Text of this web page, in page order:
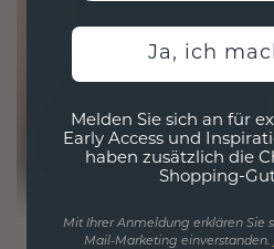
Ja, ich
Melden Sie sich an für
Early Access und
haben zusätzlich die
Shopping-
Mit Ihrer Anmeldung erklären Sie
Mail-Marketing einverstanden.